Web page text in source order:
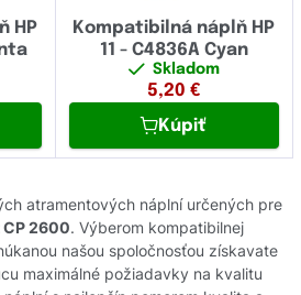
HP
Kompatibilná náplň HP
11 - C4836A Cyan
Skladom
5,20 €
Kúpiť
atramentových náplní určených pre
CP 2600. Výberom kompatibilnej
našou spoločnosťou získavate
maximálné požiadavky na kvalitu